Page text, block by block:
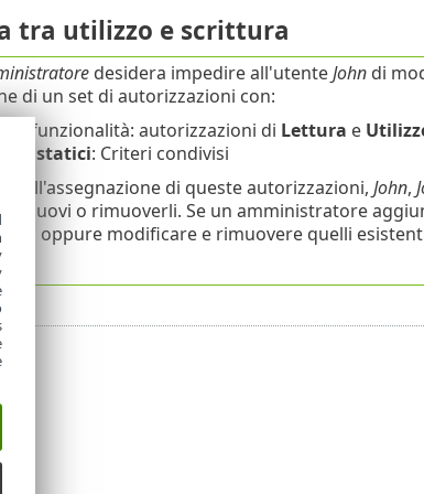
tra utilizzo e scrittura
desidera impedire all'utenteJohndi
di un set di autorizzazioni con:
funzionalità: autorizzazioni di Lettura e
statici: Criteri condivisi
all'assegnazione di queste autorizzazioni, John,
di nuovi o rimuoverli. Se un amministratore
oppure modificare e rimuovere quelli
).